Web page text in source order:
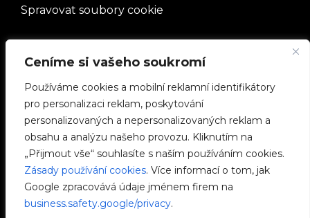
Ceníme si vašeho soukromí
Používáme cookies a mobilní reklamní identifikátory
pro personalizaci reklam, poskytování
personalizovaných a nepersonalizovaných reklam a
obsahu a analýzu našeho provozu. Kliknutím na
„Přijmout vše“ souhlasíte s naším používáním cookies.
Zásady používání cookies. Více informací o tom, jak
Google zpracovává údaje jménem firem na
business.safety.google/privacy.
Spravovat soubory cookie
SPOLEČNOST
Pracovat s námi
e-Chargers
V2C Power
V2C Cloud